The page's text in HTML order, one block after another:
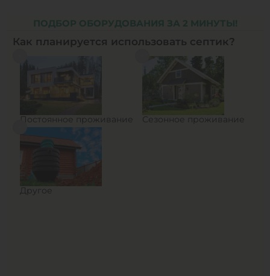
ПОДБОР ОБОРУДОВАНИЯ ЗА 2 МИНУТЫ!
Как планируется использовать септик?
Постоянное проживание Сезонное проживание
Другое